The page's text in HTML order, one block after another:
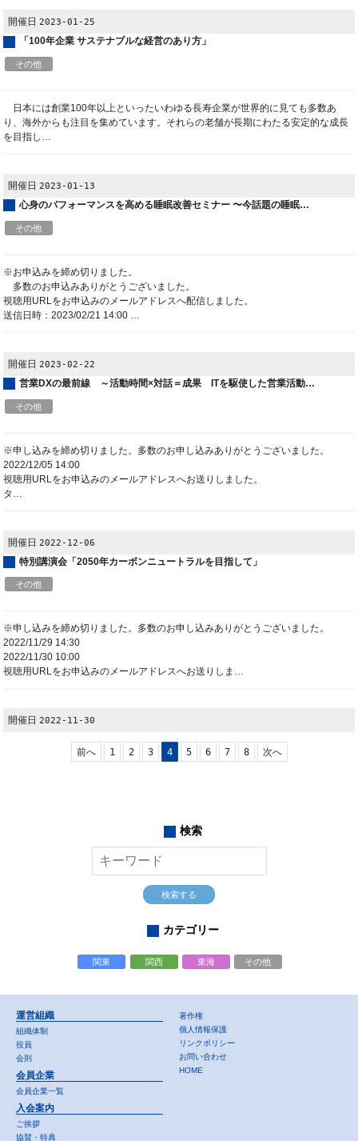
開催日 2023-01-25
「100年企業 サステナブルな経営のあり方」
その他
日本には創業100年以上といったいわゆる長寿企業が世界的に見ても多数あ
り、海外からも注目を集めています。それらの老舗が長期にわたる安定的な成長
を目指し…
開催日 2023-01-13
心身のパフォーマンスを高める睡眠改善セミナー 〜今話題の睡眠…
その他
※お申込みを締め切りました。
多数のお申込みありがとうございました。
視聴用URLをお申込みのメールアドレスへ配信しました。
送信日時：2023/02/21 14:00 …
開催日 2023-02-22
営業DXの最前線 ～活動時間×対話＝成果 ITを駆使した営業活動…
その他
※申し込みを締め切りました。多数のお申し込みありがとうございました。
2022/12/05 14:00
視聴用URLをお申込みのメールアドレスへお送りしました。
タ…
開催日 2022-12-06
特別講演会「2050年カーボンニュートラルを目指して」
その他
※申し込みを締め切りました。多数のお申し込みありがとうございました。
2022/11/29 14:30
2022/11/30 10:00
視聴用URLをお申込みのメールアドレスへお送りしま…
開催日 2022-11-30
前へ 1 2 3 4 5 6 7 8 次へ
検索
検索する
カテゴリー
関東 関西 東海 その他
運営組織
組織体制
役員
会則
会員企業
会員企業一覧
入会案内
ご挨拶
協賛・特典
著作権
個人情報保護
リンクポリシー
お問い合わせ
HOME